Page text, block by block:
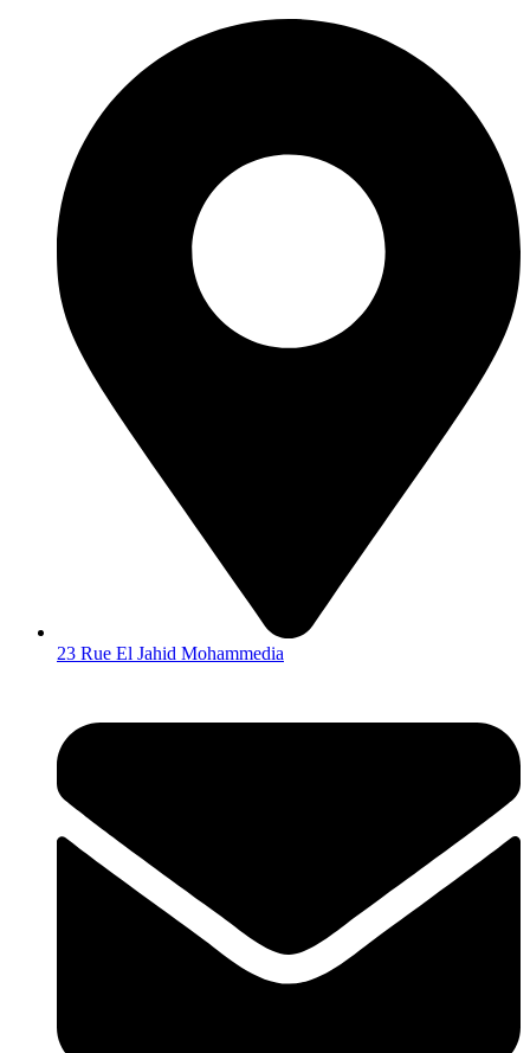
23 Rue El Jahid Mohammedia